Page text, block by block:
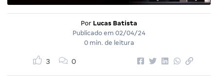
Por Lucas Batista
Publicado em 02/04/24
0 min. de leitura
3 0